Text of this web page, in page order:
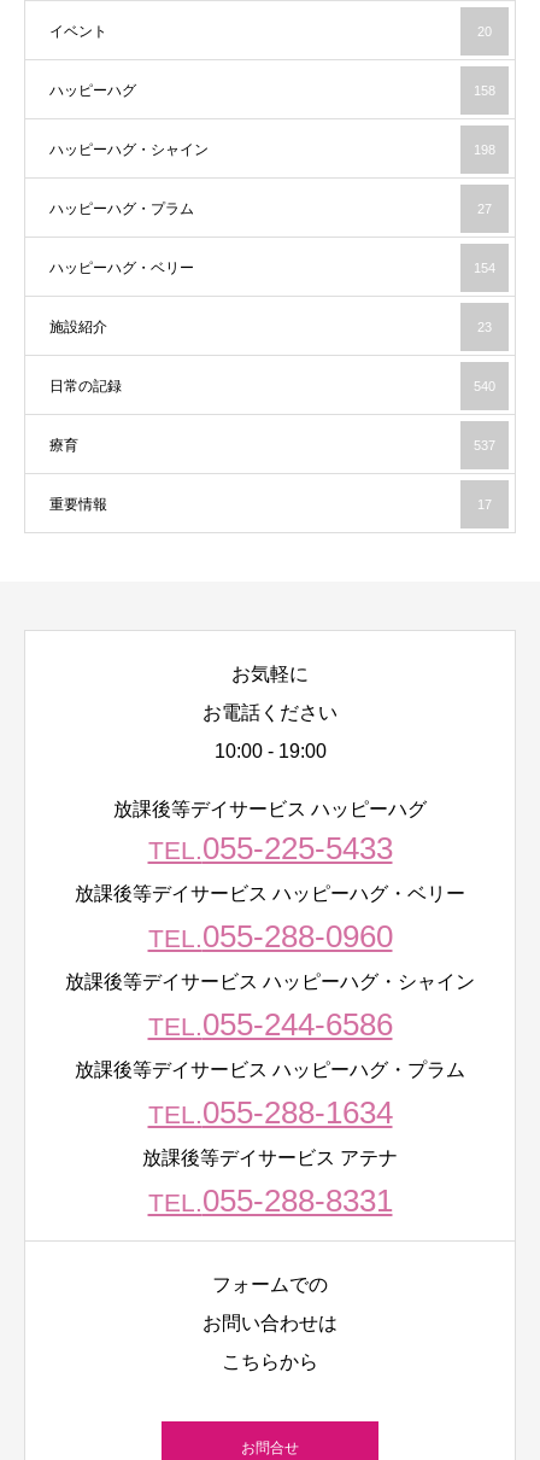
イベント 20
ハッピーハグ 158
ハッピーハグ・シャイン 198
ハッピーハグ・プラム 27
ハッピーハグ・ベリー 154
施設紹介 23
日常の記録 540
療育 537
重要情報 17
お気軽に
お電話ください
10:00 - 19:00
放課後等デイサービス ハッピーハグ
TEL.055-225-5433
放課後等デイサービス ハッピーハグ・ベリー
TEL.055-288-0960
放課後等デイサービス ハッピーハグ・シャイン
TEL.055-244-6586
放課後等デイサービス ハッピーハグ・プラム
TEL.055-288-1634
放課後等デイサービス アテナ
TEL.055-288-8331
フォームでの
お問い合わせは
こちらから
お問合せ